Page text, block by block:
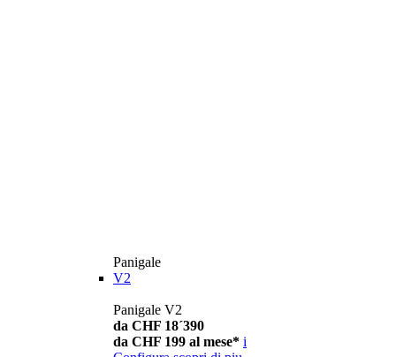
Panigale
V2
Panigale V2
da CHF 18´390
da CHF 199 al mese* i